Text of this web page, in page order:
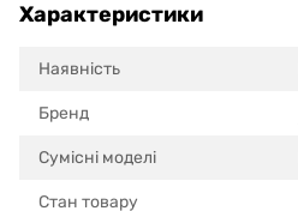
Характеристики
Наявність
Бренд
Сумісні моделi
Стан товару